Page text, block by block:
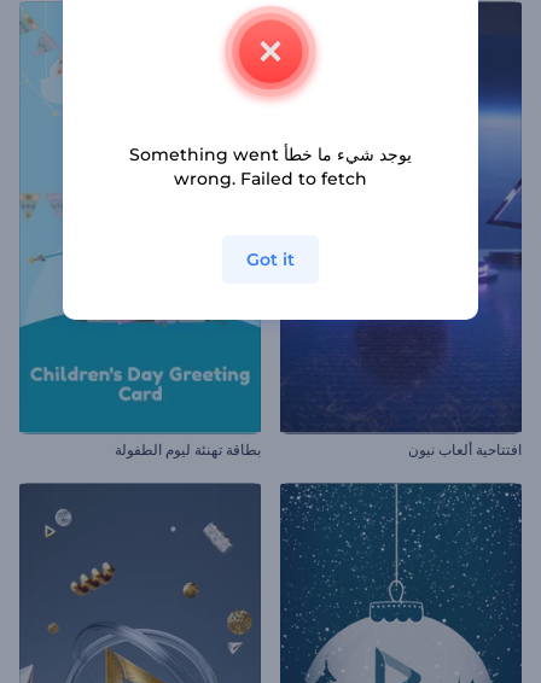
افتتاحية ألعاب نيون بطاقة تهنئة ليوم الطفولة
يوجد شيء ما خطأ Something went
wrong. Failed to fetch
Got it